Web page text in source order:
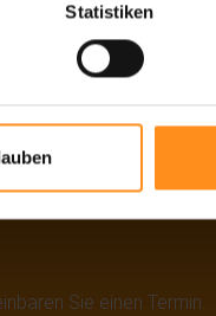
Statistiken
Sie einen Termin.